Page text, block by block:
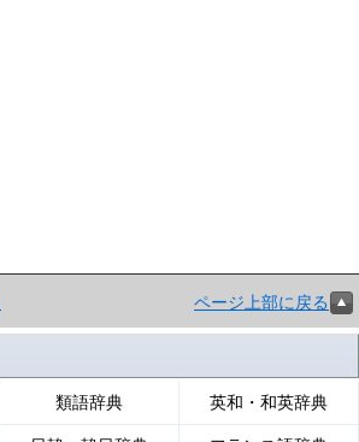
ページ上部に戻る
類語辞典 英和・和英辞典